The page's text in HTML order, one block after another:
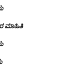
ಮಾಹಿತಿ